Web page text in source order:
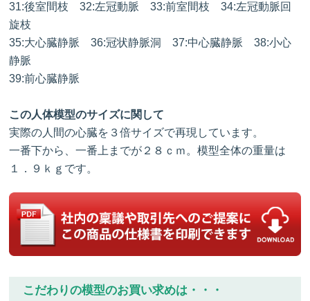
31:後室間枝 32:左冠動脈 33:前室間枝 34:左冠動脈回
旋枝
35:大心臓静脈 36:冠状静脈洞 37:中心臓静脈 38:小心
静脈
39:前心臓静脈
この人体模型のサイズに関して
実際の人間の心臓を３倍サイズで再現しています。
一番下から、一番上までが２８ｃｍ。模型全体の重量は
１．９ｋｇです。
こだわりの模型のお買い求めは・・・